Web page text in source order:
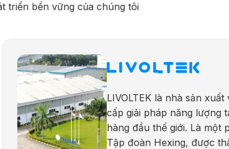
triển bền vững của chúng tôi
LIVOLTEK là nhà sản xuất
cấp giải pháp năng lượng
hàng đầu thế giới. Là một
Tập đoàn Hexing, được